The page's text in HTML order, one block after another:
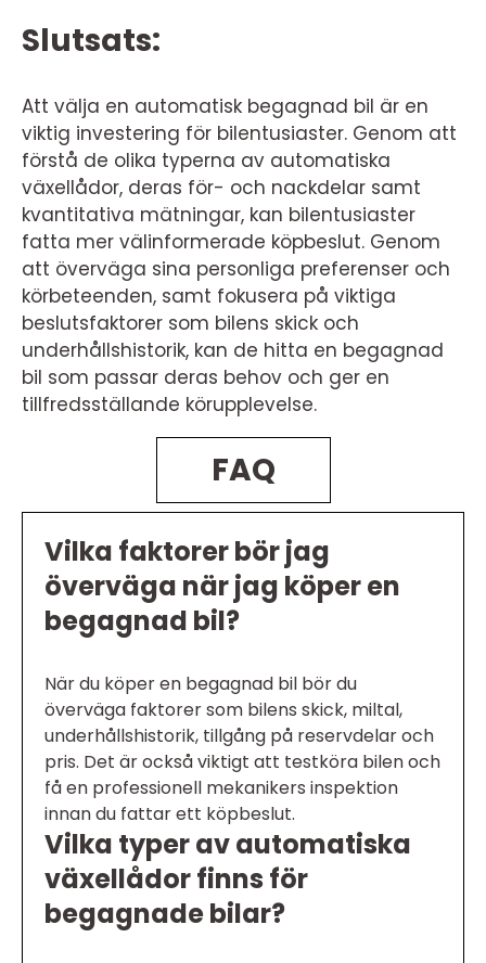
Slutsats:
Att välja en automatisk begagnad bil är en
viktig investering för bilentusiaster. Genom att
förstå de olika typerna av automatiska
växellådor, deras för- och nackdelar samt
kvantitativa mätningar, kan bilentusiaster
fatta mer välinformerade köpbeslut. Genom
att överväga sina personliga preferenser och
körbeteenden, samt fokusera på viktiga
beslutsfaktorer som bilens skick och
underhållshistorik, kan de hitta en begagnad
bil som passar deras behov och ger en
tillfredsställande körupplevelse.
FAQ
Vilka faktorer bör jag
överväga när jag köper en
begagnad bil?
När du köper en begagnad bil bör du
överväga faktorer som bilens skick, miltal,
underhållshistorik, tillgång på reservdelar och
pris. Det är också viktigt att testköra bilen och
få en professionell mekanikers inspektion
innan du fattar ett köpbeslut.
Vilka typer av automatiska
växellådor finns för
begagnade bilar?